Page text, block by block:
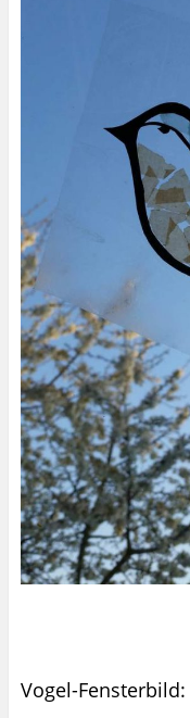
Vogel-Fensterbild: